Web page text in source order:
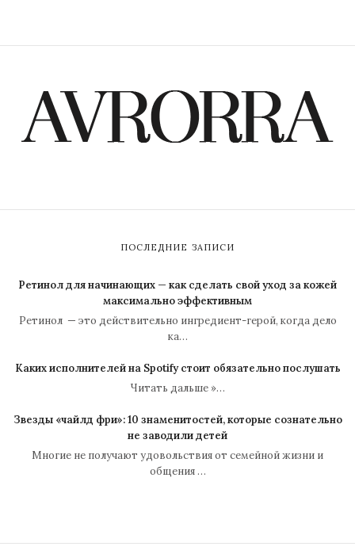
ПОСЛЕДНИЕ ЗАПИСИ
Ретинол для начинающих — как сделать свой уход за кожей
максимально эффективным
Ретинол — это действительно ингредиент-герой, когда дело
ка…
Каких исполнителей на Spotify стоит обязательно послушать
Читать дальше »…
Звезды «чайлд фри»: 10 знаменитостей, которые сознательно
не заводили детей
Многие не получают удовольствия от семейной жизни и
общения …